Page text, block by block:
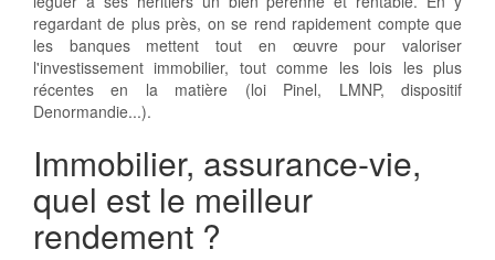
regardant de plus près, on se rend rapidement compte que
les banques mettent tout en œuvre pour valoriser
l'investissement immobilier, tout comme les lois les plus
récentes en la matière (loi Pinel, LMNP, dispositif
Denormandie...).
Immobilier, assurance-vie,
quel est le meilleur
rendement ?